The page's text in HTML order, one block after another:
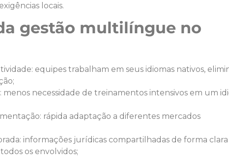
locais.
gestão multilíngue no
equipes trabalham em seus idiomas nativos,
menos necessidade de treinamentos intensivos em um
rápida adaptação a diferentes mercados
informações jurídicas compartilhadas de forma clara
os envolvidos;